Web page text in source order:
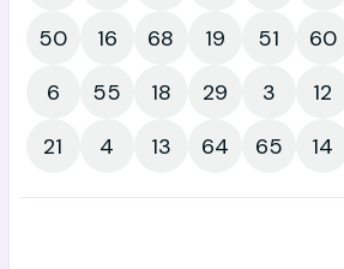
50
16 68 19 51 60
6
55 18 29 3 12
21
4 13 64 65 14